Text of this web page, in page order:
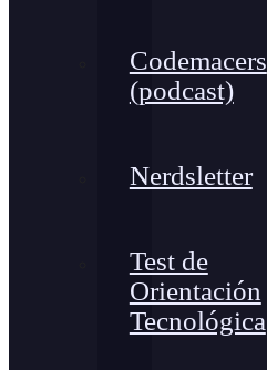
Codemacers
(podcast)
Nerdsletter
Test de
Orientación
Tecnológica